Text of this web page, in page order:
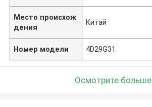
Место происхож
дения
Китай
Номер модели 4D29G31
Осмотрите больше